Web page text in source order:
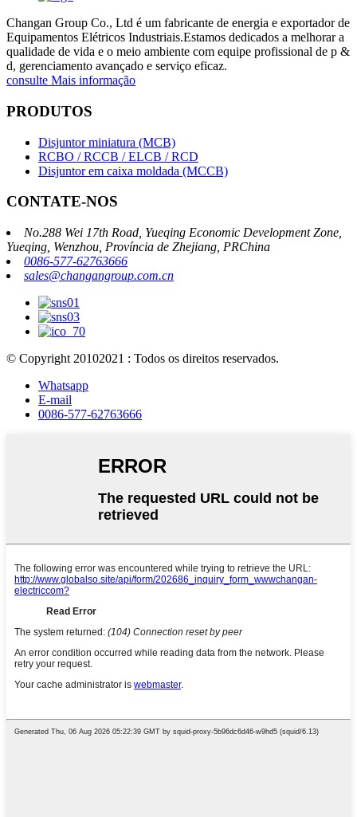
Changan Group Co., Ltd é um fabricante de energia e exportador de
Equipamentos Elétricos Industriais.Estamos dedicados a melhorar a
qualidade de vida e o meio ambiente com equipe profissional de p &
d, gerenciamento avançado e serviço eficaz.
consulte Mais informação
PRODUTOS
Disjuntor miniatura (MCB)
RCBO / RCCB / ELCB / RCD
Disjuntor em caixa moldada (MCCB)
CONTATE-NOS
No.288 Wei 17th Road, Yueqing Economic Development Zone,
Yueqing, Wenzhou, Província de Zhejiang, PRChina
0086-577-62763666
sales@changangroup.com.cn
© Copyright 20102021 : Todos os direitos reservados.
Whatsapp
E-mail
0086-577-62763666